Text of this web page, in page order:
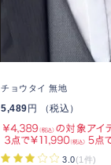
チョウタイ 無地
5,489 円 （税込）
3.0(1件)